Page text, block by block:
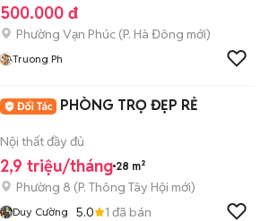
500.000 đ
Phường Vạn Phúc (P. Hà Đông mới)
Truong Ph
PHÒNG TRỌ ĐẸP RẺ
Nội thất đầy đủ
2,9 triệu/tháng 28 m²
Phường 8 (P. Thông Tây Hội mới)
Duy Cường 5.0 1 đã bán